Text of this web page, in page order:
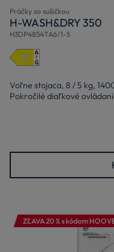
Práčky so sušičkou
H-WASH&DRY 350
H3DP4854TA6/1-S
Voľne stojaca, 8 / 5 kg,
Pokročilé diaľkové
ZĽAVA 20 % s kódom